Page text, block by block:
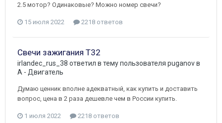
2.5 мотор? Одинаковые? Можно номер свечи?
15 июля 2022 2218 ответов
Свечи зажигания Т32
irlandec_rus_38 ответил в тему пользователя puganovв
A - Двигатель
Думаю ценник вполне адекватный, как купить и доставить
вопрос, цена в 2 раза дешевле чем в России купить.
1 июля 2022 2218 ответов